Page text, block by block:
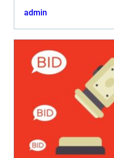
admin